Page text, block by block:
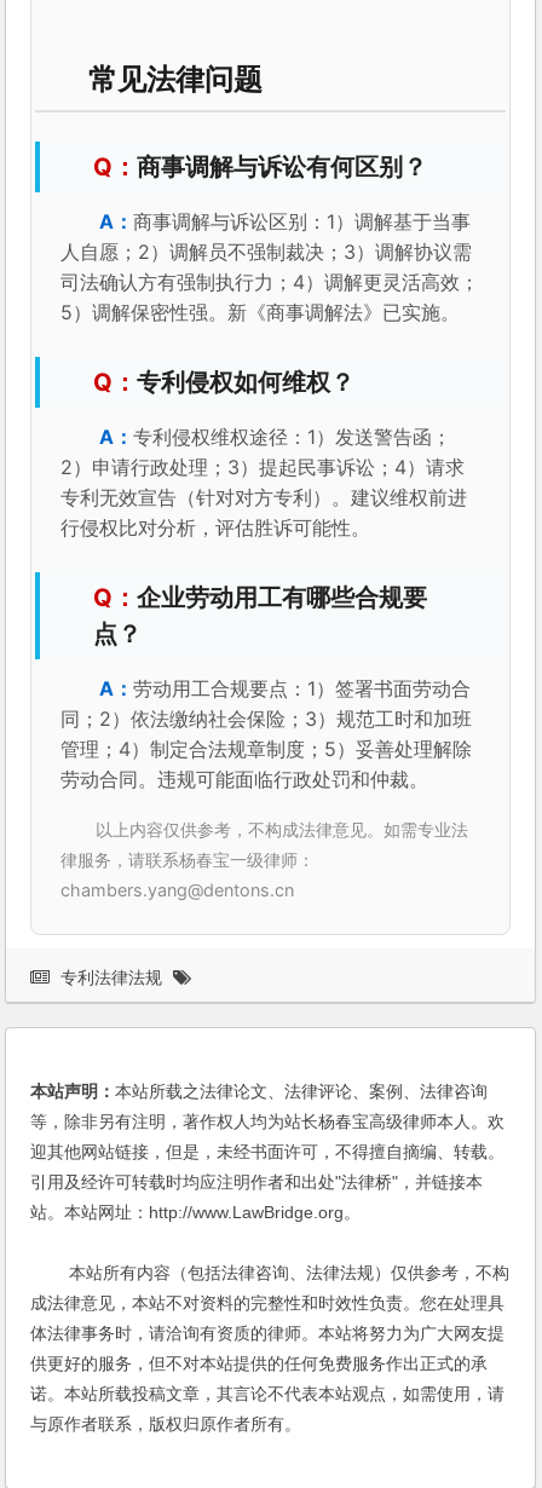
常见法律问题
商事调解与诉讼有何区别？
商事调解与诉讼区别：1）调解基于当事
人自愿；2）调解员不强制裁决；3）调解协议需
司法确认方有强制执行力；4）调解更灵活高效；
5）调解保密性强。新《商事调解法》已实施。
专利侵权如何维权？
专利侵权维权途径：1）发送警告函；
2）申请行政处理；3）提起民事诉讼；4）请求
专利无效宣告（针对对方专利）。建议维权前进
行侵权比对分析，评估胜诉可能性。
企业劳动用工有哪些合规要
点？
劳动用工合规要点：1）签署书面劳动合
同；2）依法缴纳社会保险；3）规范工时和加班
管理；4）制定合法规章制度；5）妥善处理解除
劳动合同。违规可能面临行政处罚和仲裁。
以上内容仅供参考，不构成法律意见。如需专业法
律服务，请联系杨春宝一级律师：
chambers.yang@dentons.cn
专利法律法规
本站声明：本站所载之法律论文、法律评论、案例、法律咨询
等，除非另有注明，著作权人均为站长杨春宝高级律师本人。欢
迎其他网站链接，但是，未经书面许可，不得擅自摘编、转载。
引用及经许可转载时均应注明作者和出处"法律桥"，并链接本
站。本站网址：http://www.LawBridge.org。
本站所有内容（包括法律咨询、法律法规）仅供参考，不构
成法律意见，本站不对资料的完整性和时效性负责。您在处理具
体法律事务时，请洽询有资质的律师。本站将努力为广大网友提
供更好的服务，但不对本站提供的任何免费服务作出正式的承
诺。本站所载投稿文章，其言论不代表本站观点，如需使用，请
与原作者联系，版权归原作者所有。